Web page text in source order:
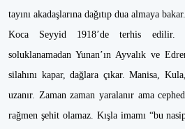
tayını akadaşlarına dağıtıp dua almaya bakar.
Koca Seyyid 1918’de terhis edilir.
soluklanamadan Yunan’ın Ayvalık ve
silahını kapar, dağlara çıkar. Manisa,
uzanır. Zaman zaman yaralanır ama
rağmen şehit olamaz. Kışla imamı “bu